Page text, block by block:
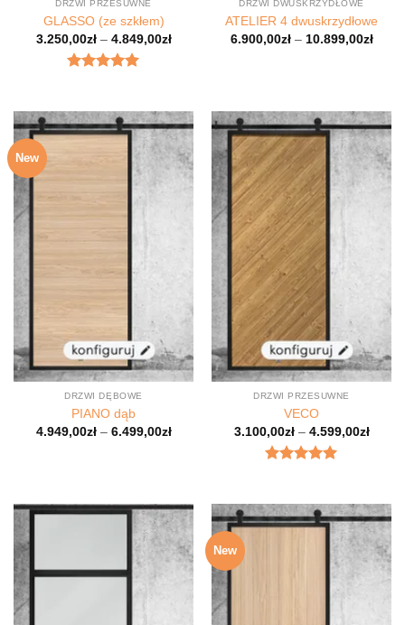
DRZWI PRZESUWNE
GLASSO (ze szkłem)
3.250,00zł– 4.849,00zł
DRZWI DWUSKRZYDŁOWE
ATELIER 4 dwuskrzydłowe
6.900,00zł– 10.899,00zł
New
DRZWI DĘBOWE
PIANO dąb
4.949,00zł– 6.499,00zł
DRZWI PRZESUWNE
VECO
3.100,00zł– 4.599,00zł
New